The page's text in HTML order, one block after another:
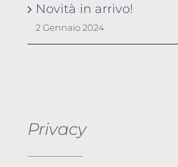
Novità in arrivo!
2 Gennaio 2024
Privacy